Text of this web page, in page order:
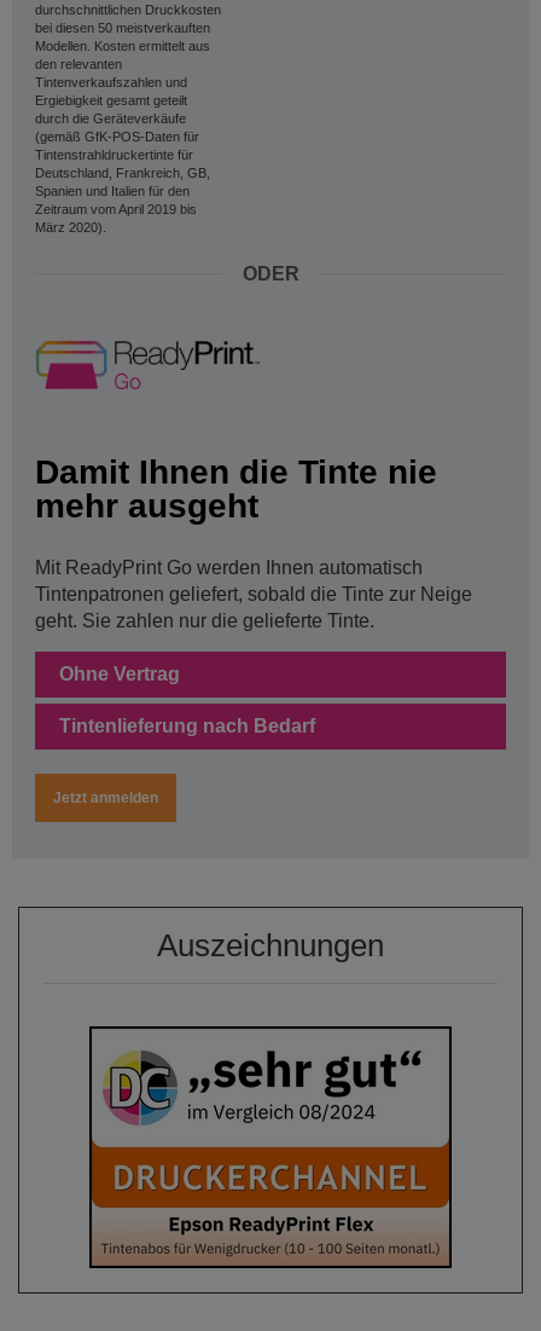
durchschnittlichen Druckkosten
bei diesen 50 meistverkauften
Modellen. Kosten ermittelt aus
den relevanten
Tintenverkaufszahlen und
Ergiebigkeit gesamt geteilt
durch die Geräteverkäufe
(gemäß GfK-POS-Daten für
Tintenstrahldruckertinte für
Deutschland, Frankreich, GB,
Spanien und Italien für den
Zeitraum vom April 2019 bis
März 2020).
ODER
Damit Ihnen die Tinte nie
mehr ausgeht
Mit ReadyPrint Go werden Ihnen automatisch
Tintenpatronen geliefert, sobald die Tinte zur Neige
geht. Sie zahlen nur die gelieferte Tinte.
Ohne Vertrag
Tintenlieferung nach Bedarf
Jetzt anmelden
Auszeichnungen